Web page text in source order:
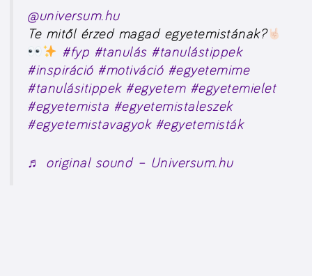
@universum.hu
Te mitől érzed magad egyetemistának?
#fyp #tanulás #tanulástippek
#inspiráció #motiváció #egyetemime
#tanulásitippek #egyetem #egyetemielet
#egyetemista #egyetemistaleszek
#egyetemistavagyok #egyetemisták
♬ original sound – Universum.hu